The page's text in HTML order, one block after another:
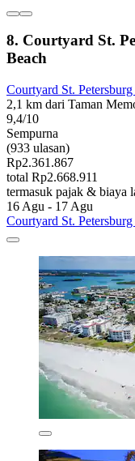
8. Courtyard St.
Beach
Courtyard St.
2,1 km dari Taman
9,4/10
Sempurna
(933 ulasan)
Rp2.361.867
total Rp2.668.911
termasuk pajak & biaya
16 Agu - 17 Agu
Courtyard St.